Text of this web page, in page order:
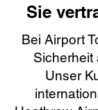
Sie
Bei Airport
Sicherheit
Unser